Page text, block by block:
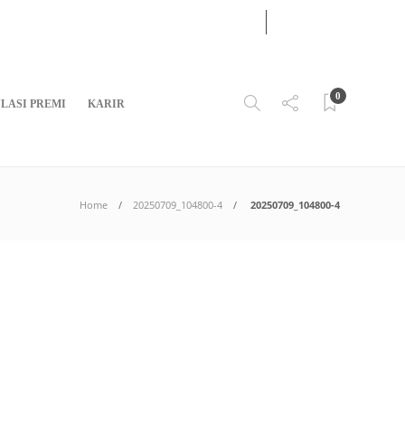
PREMI KARIR
0
Home 20250709_104800-4 20250709_104800-4